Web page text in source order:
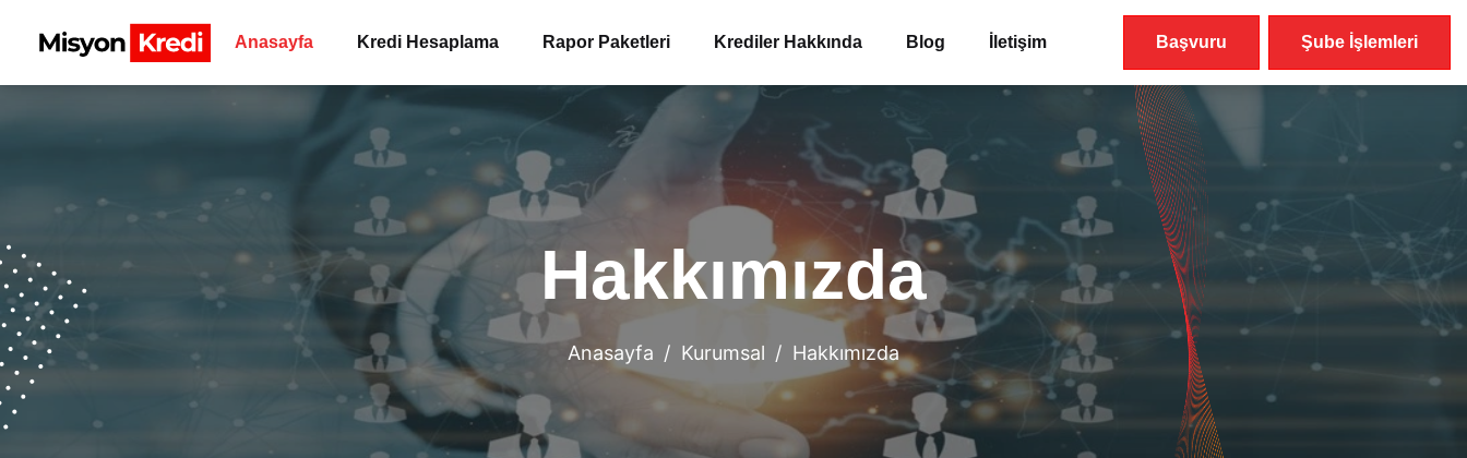
Anasayfa Kredi Hesaplama Rapor Paketleri Krediler Hakkında Blog İletişim Başvuru Şube İşlemleri
Hakkımızda
Anasayfa Kurumsal Hakkımızda